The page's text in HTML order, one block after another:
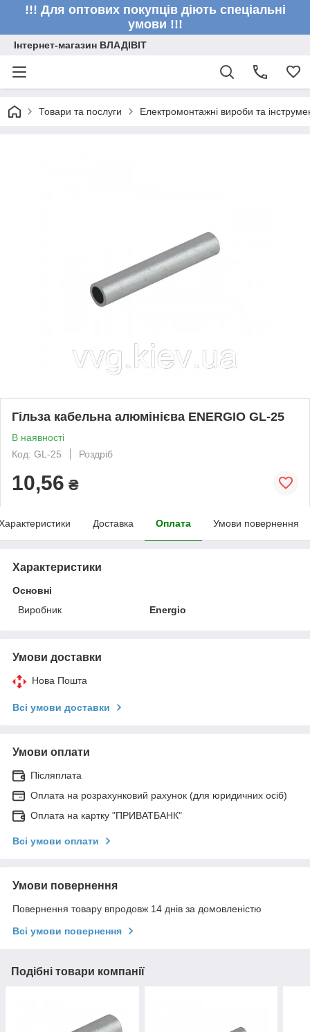
!!! Для оптових покупців діють спеціальні
умови !!!
Інтернет-магазин ВЛАДІВІТ
Товари та послуги Електромонтажні вироби та
Гільза кабельна алюмінієва ENERGIO GL-25
В наявності
Код: GL-25
Роздріб
10,56 ₴
Доставка Оплата Умови повернення
Характеристики
Основні
Виробник
Energio
Умови доставки
Нова Пошта
Всі умови доставки
Умови оплати
Післяплата
Оплата на розрахунковий рахунок (для юридичних осіб)
Оплата на картку "ПРИВАТБАНК"
Всі умови оплати
Умови повернення
Повернення товару впродовж 14 днів за домовленістю
Всі умови повернення
Подібні товари компанії